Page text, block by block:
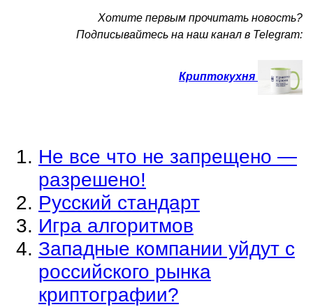
Хотите первым прочитать новость?
Подписывайтесь на наш канал в Telegram:
Криптокухня
Не все что не запрещено —
разрешено!
Русский стандарт
Игра алгоритмов
Западные компании уйдут с
российского рынка
криптографии?